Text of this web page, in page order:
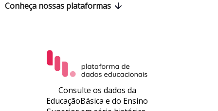
Conheça nossas plataformas
Consulte os dados da
EducaçãoBásica e do Ensino